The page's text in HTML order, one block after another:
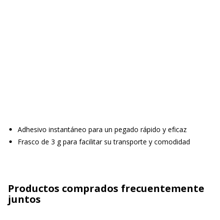
Adhesivo instantáneo para un pegado rápido y eficaz
Frasco de 3 g para facilitar su transporte y comodidad
Productos comprados frecuentemente
juntos